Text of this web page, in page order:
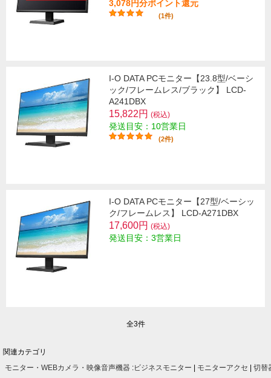
3,078円分ポイント還元
(1件)
I-O DATA PCモニター【23.8型/ベーシ
ック/フレームレス/ブラック】 LCD-
A241DBX
15,822円 (税込)
発送目安：10営業日
(2件)
I-O DATA PCモニター【27型/ベーシッ
ク/フレームレス】 LCD-A271DBX
17,600円 (税込)
発送目安：3営業日
全3件
関連カテゴリ
モニター・WEBカメラ・映像音声機器 :ビジネスモニター | モニターアクセ | 切替